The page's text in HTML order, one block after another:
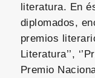
literatura. En
diplomados,
premios
Literatura’’,
Premio